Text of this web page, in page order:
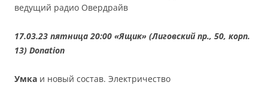
ведущий радио Овердрайв
17.03.23 пятница 20:00 «Ящик» (Лиговский пр., 50, корп.
13) Donation
Умка и новый состав. Электричество